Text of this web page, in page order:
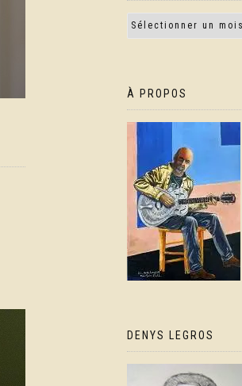
À PROPOS
DENYS LEGROS